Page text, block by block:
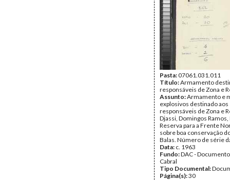
Pasta:07061.031.011
Título:Armamento
responsáveis de Zona e
Assunto:Armamento e
explosivos destinado aos
responsáveis de Zona e
Djassi, Domingos
Reserva para a Frente
sobre boa conservação
Balas. Número de série
Data: c. 1963
Fundo:DAC -
Cabral
Tipo Documental:
Página(s):30